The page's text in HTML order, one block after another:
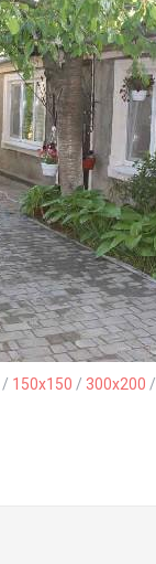
/ 150x150 / 300x200 /